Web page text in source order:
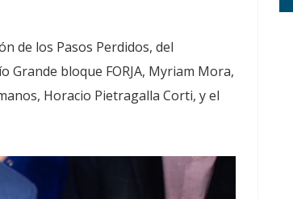
de los Pasos Perdidos, del
Grande bloque FORJA, Myriam Mora,
Horacio Pietragalla Corti, y el